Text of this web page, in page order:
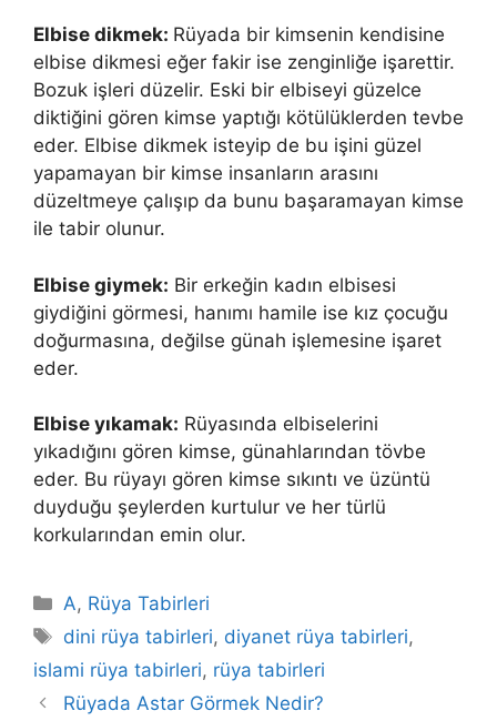
Elbise dikmek: Rüyada bir kimsenin kendisine
elbise dikmesi eğer fakir ise zenginliğe işarettir.
Bozuk işleri düzelir. Eski bir elbiseyi güzelce
diktiğini gören kimse yaptığı kötülüklerden tevbe
eder. Elbise dikmek isteyip de bu işini güzel
yapamayan bir kimse insanların arasını
düzeltmeye çalışıp da bunu başaramayan kimse
ile tabir olunur.
Elbise giymek: Bir erkeğin kadın elbisesi
giydiğini görmesi, hanımı hamile ise kız çocuğu
doğurmasına, değilse günah işlemesine işaret
eder.
Elbise yıkamak: Rüyasında elbiselerini
yıkadığını gören kimse, günahlarından tövbe
eder. Bu rüyayı gören kimse sıkıntı ve üzüntü
duyduğu şeylerden kurtulur ve her türlü
korkularından emin olur.
Kategoriler
A, Rüya Tabirleri
Etiketler
dini rüya tabirleri, diyanet rüya tabirleri,
islami rüya tabirleri, rüya tabirleri
Rüyada Astar Görmek Nedir?